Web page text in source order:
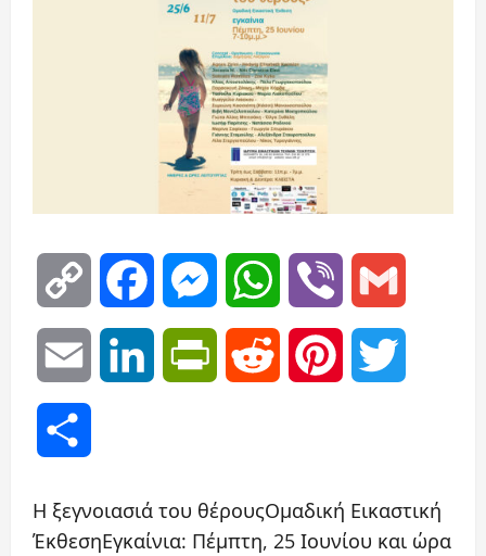
Copy
Link
Facebook MessengerWhatsAppViber
Email LinkedIn PrintFriendly
Reddit Pinterest
Η ξεγνοιασιά του θέρουςΟμαδική Εικαστική
ΈκθεσηΕγκαίνια: Πέμπτη, 25 Ιουνίου και ώρα